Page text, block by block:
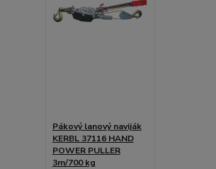
Pákový lanový naviják
KERBL 37116 HAND
POWER PULLER
3m/700 kg